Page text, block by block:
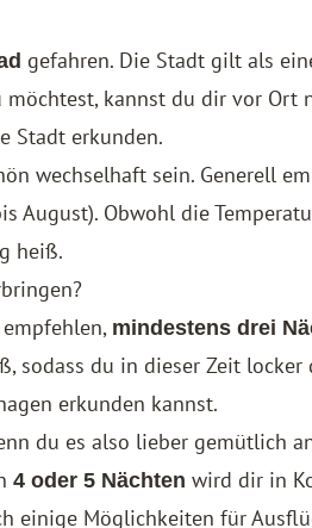
gefahren. Die Stadt gilt als
kannst du dir vor Ort
Stadt erkunden.
wechselhaft sein. Generell
August). Obwohl die
heiß.
mindestens drei
sodass du in dieser Zeit
erkunden kannst.
du es also lieber gemütlich
4 oder 5 Nächten wird dir in
einige Möglichkeiten für